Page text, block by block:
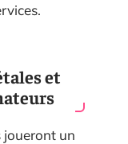
et
joueront un